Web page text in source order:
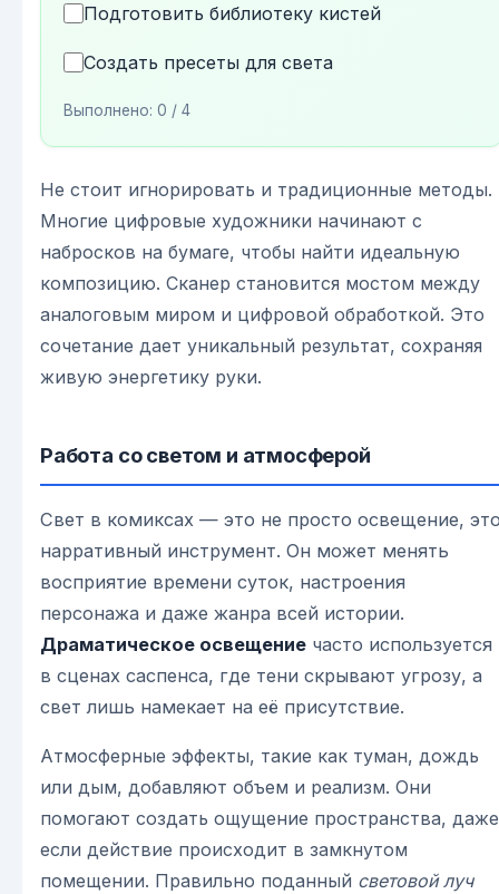
Подготовить библиотеку кистей
Создать пресеты для света
Выполнено: 0 / 4
Не стоит игнорировать и традиционные методы.
Многие цифровые художники начинают с
набросков на бумаге, чтобы найти идеальную
композицию. Сканер становится мостом между
аналоговым миром и цифровой обработкой. Это
сочетание дает уникальный результат, сохраняя
живую энергетику руки.
Работа со светом и атмосферой
Свет в комиксах — это не просто освещение,
нарративный инструмент. Он может менять
восприятие времени суток, настроения
персонажа и даже жанра всей истории.
Драматическое освещение часто используется
в сценах саспенса, где тени скрывают угрозу, а
свет лишь намекает на её присутствие.
Атмосферные эффекты, такие как туман, дождь
или дым, добавляют объем и реализм. Они
помогают создать ощущение пространства, даже
если действие происходит в замкнутом
помещении. Правильно поданный световой луч